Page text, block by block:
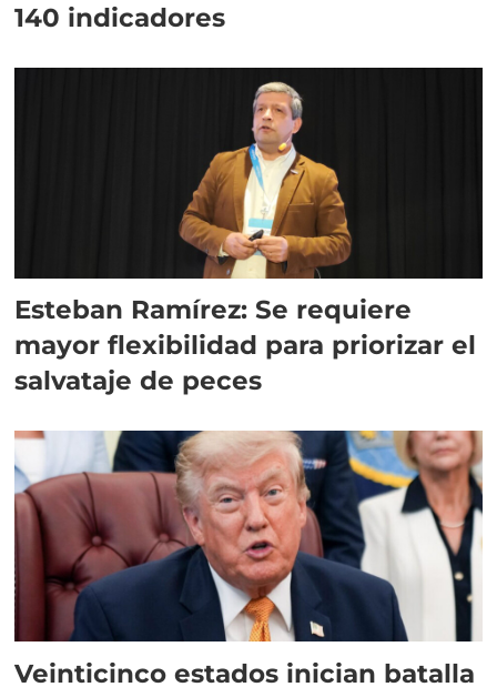
140 indicadores
Esteban Ramírez: Se requiere
mayor flexibilidad para priorizar el
salvataje de peces
Veinticinco estados inician batalla